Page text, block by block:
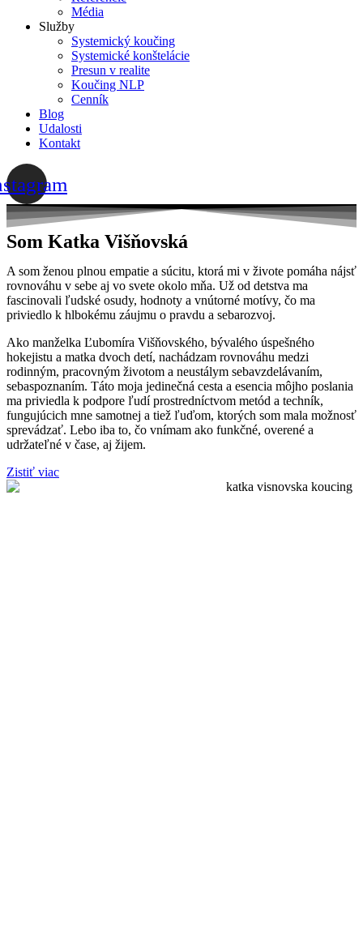
Média
Služby
Systemický koučing
Systemické konštelácie
Presun v realite
Koučing NLP
Cenník
Blog
Udalosti
Kontakt
Som Katka Višňovská
A som ženou plnou empatie a súcitu, ktorá mi v živote pomáha nájsť
rovnováhu v sebe aj vo svete okolo mňa. Už od detstva ma
fascinovali ľudské osudy, hodnoty a vnútorné motívy, čo ma
priviedlo k hlbokému záujmu o pravdu a sebarozvoj.
Ako manželka Ľubomíra Višňovského, bývalého úspešného
hokejistu a matka dvoch detí, nachádzam rovnováhu medzi
rodinným, pracovným životom a neustálym sebavzdelávaním,
sebaspoznaním. Táto moja jedinečná cesta a esencia môjho poslania
ma priviedla k podpore ľudí prostredníctvom metód a techník,
fungujúcich mne samotnej a tiež ľuďom, ktorých som mala možnosť
sprevádzať. Lebo iba to, čo vnímam ako funkčné, overené a
udržateľné v čase, aj žijem.
Zistiť viac